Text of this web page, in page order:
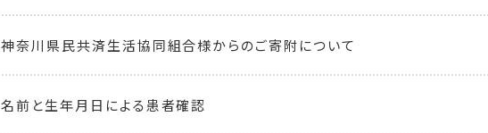
神奈川県民共済生活協同組合様からのご寄附について
名前と生年月日による患者確認